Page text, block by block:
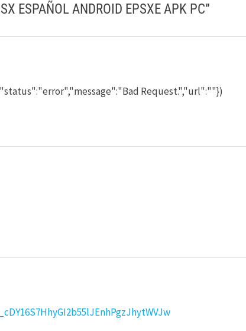
ESPAÑOL ANDROID EPSXE APK PC”
Request.","url":""})